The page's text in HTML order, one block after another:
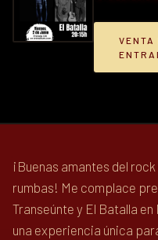
VENTA
¡Buenas amantes del
rumbas! Me complace
Transeúnte y El Batalla
una experiencia única